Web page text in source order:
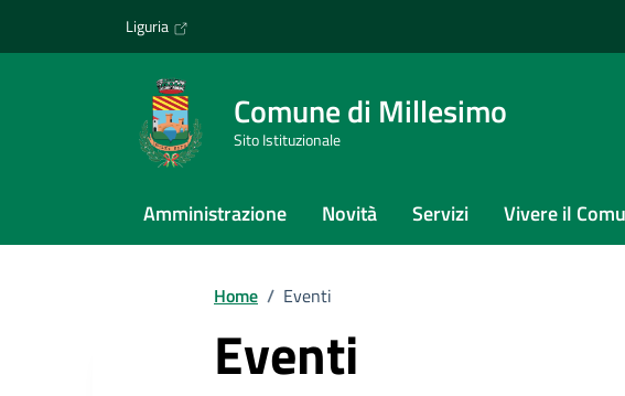
Liguria
Comune di Millesimo
Sito Istituzionale
Amministrazione Novità Servizi Vivere il
Home / Eventi
Eventi